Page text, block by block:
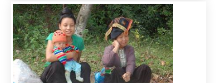
loại hàng hóa: chó, gà, vịt, măng khô…